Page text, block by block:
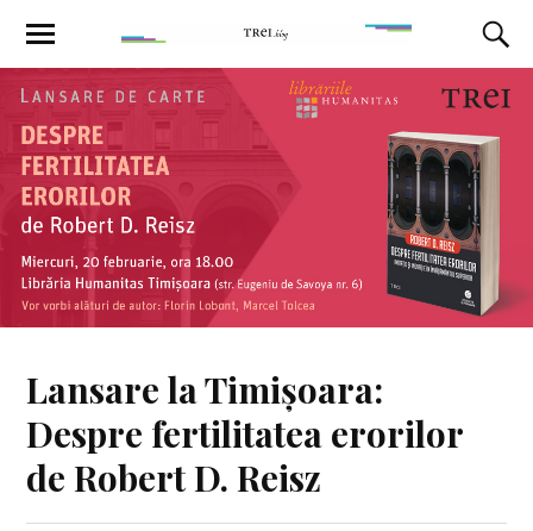
Lansare la Timișoara:
Despre fertilitatea erorilor
de Robert D. Reisz